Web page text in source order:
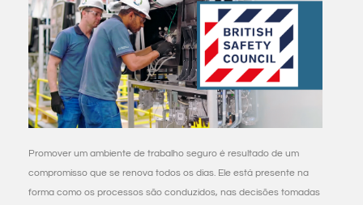
Promover um ambiente de trabalho seguro é resultado de um
compromisso que se renova todos os dias. Ele está presente na
forma como os processos são conduzidos, nas decisões tomadas